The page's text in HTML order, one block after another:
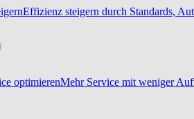
Effizienz steigern durch Standards,
optimierenMehr Service mit weniger